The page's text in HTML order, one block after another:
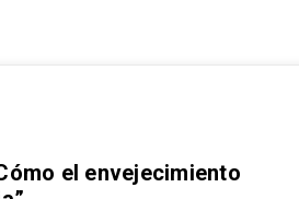
el envejecimiento